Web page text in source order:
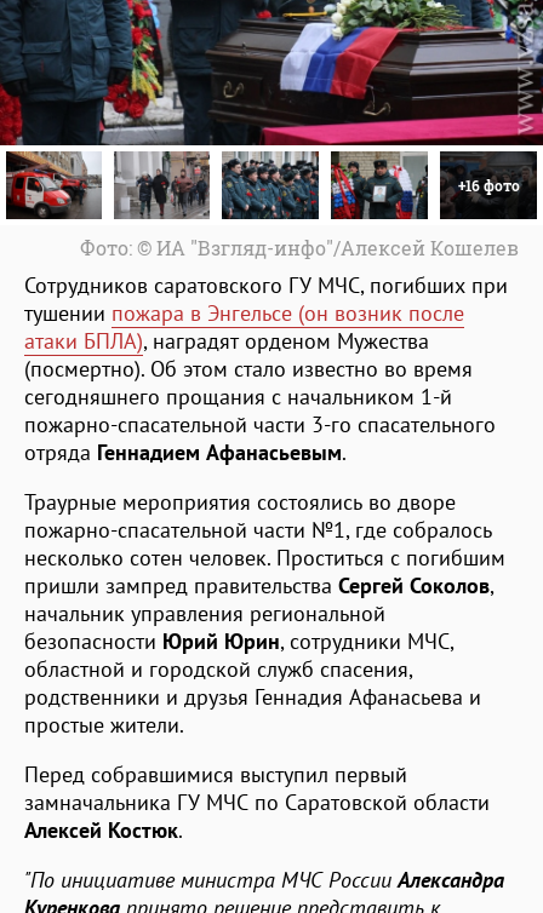
+16 фото
Фото: © ИА "Взгляд-инфо"/Алексей Кошелев
Сотрудников саратовского ГУ МЧС, погибших при
тушении пожара в Энгельсе (он возник после
атаки БПЛА), наградят орденом Мужества
(посмертно). Об этом стало известно во время
сегодняшнего прощания с начальником 1-й
пожарно-спасательной части 3-го спасательного
отряда Геннадием Афанасьевым.
Траурные мероприятия состоялись во дворе
пожарно-спасательной части №1, где собралось
несколько сотен человек. Проститься с погибшим
пришли зампред правительства Сергей Соколов,
начальник управления региональной
безопасности Юрий Юрин, сотрудники МЧС,
областной и городской служб спасения,
родственники и друзья Геннадия Афанасьева и
простые жители.
Перед собравшимися выступил первый
замначальника ГУ МЧС по Саратовской области
Алексей Костюк.
"По инициативе министра МЧС РоссииАлександра